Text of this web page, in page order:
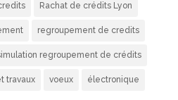
Rachat de crédits Lyon
regroupement de credits
regroupement de crédits
travaux voeux électronique